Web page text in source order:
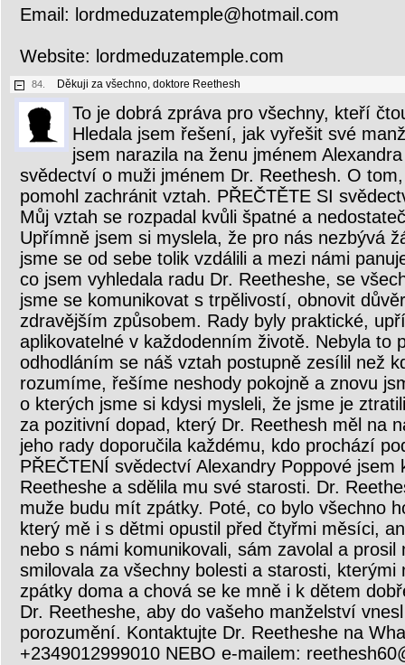
Email: lordmeduzatemple@hotmail.com
Website: lordmeduzatemple.com
84. Děkuji za všechno, doktore Reethesh
To je dobrá zpráva pro všechny, kteří
Hledala jsem řešení, jak vyřešit své
jsem narazila na ženu jménem
svědectví o muži jménem Dr. Reethesh. O
pomohl zachránit vztah. PŘEČTĚTE SI
Můj vztah se rozpadal kvůli špatné a
Upřímně jsem si myslela, že pro nás nezbývá
jsme se od sebe tolik vzdálili a mezi námi
co jsem vyhledala radu Dr. Reetheshe, se
jsme se komunikovat s trpělivostí, obnovit
zdravějším způsobem. Rady byly praktické,
aplikovatelné v každodenním životě. Nebyla to
odhodláním se náš vztah postupně zesílil než
rozumíme, řešíme neshody pokojně a znovu
o kterých jsme si kdysi mysleli, že jsme je
za pozitivní dopad, který Dr. Reethesh měl na
jeho rady doporučila každému, kdo prochází
PŘEČTENÍ svědectví Alexandry Poppové jsem
Reetheshe a sdělila mu své starosti. Dr.
muže budu mít zpátky. Poté, co bylo všechno
který mě i s dětmi opustil před čtyřmi měsíci,
nebo s námi komunikovali, sám zavolal a
smilovala za všechny bolesti a starosti, kterými
zpátky doma a chová se ke mně i k dětem
Dr. Reetheshe, aby do vašeho manželství
porozumění. Kontaktujte Dr. Reetheshe na
+2349012999010 NEBO e-mailem: